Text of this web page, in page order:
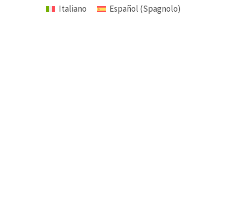
Italiano
Español (Spagnolo)